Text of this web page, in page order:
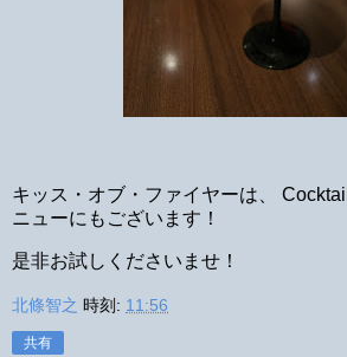
キッス・オブ・ファイヤーは、
ニューにもございます！
是非お試しくださいませ！
北條智之 時刻: 11:56
共有